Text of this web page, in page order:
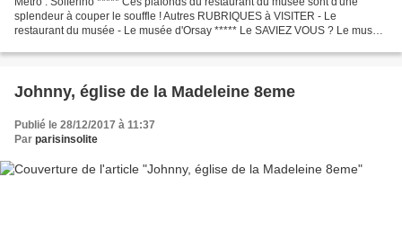
splendeur à couper le souffle ! Autres RUBRIQUES à VISITER - Le
restaurant du musée - Le musée d'Orsay ***** Le SAVIEZ VOUS ? Le musée
Johnny, église de la Madeleine 8eme
Publié le 28/12/2017 à 11:37
Par parisinsolite